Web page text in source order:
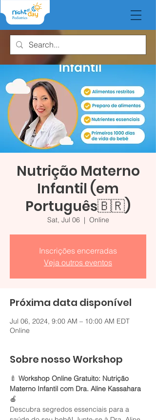
Nutrição Materno
Infantil (em
Português🇧🇷)
Sat, Jul 06
  |
Online
Inscrições encerradas
Veja outros eventos
Próxima data disponível
Jul 06, 2024, 9:00 AM – 10:00 AM EDT
Online
Sobre nosso Workshop
🍼 Workshop Online Gratuito: Nutrição
Materno Infantil com Dra. Aline Kassahara
🍎
Descubra segredos essenciais para a